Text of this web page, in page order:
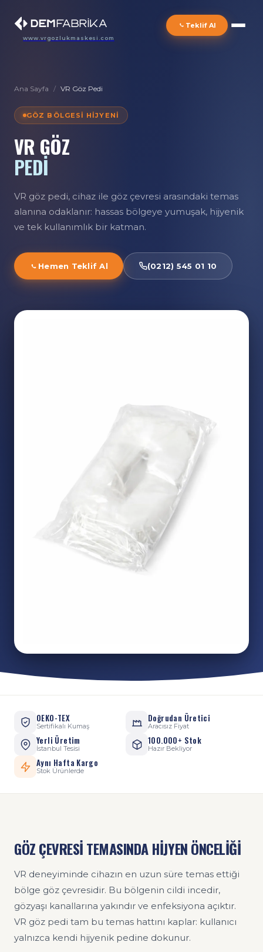
www.vrgozlukmaskesi.com
Teklif Al
Ana Sayfa / VR Göz Pedi
GÖZ BÖLGESI HIJYENI
VR GÖZ
PEDİ
VR göz pedi, cihaz ile göz çevresi arasındaki temas
alanına odaklanır: hassas bölgeye yumuşak, hijyenik
ve tek kullanımlık bir katman.
Hemen Teklif Al (0212) 545 01 10
OEKO-TEX
Sertifikalı Kumaş
Doğrudan Üretici
Aracısız Fiyat
Yerli Üretim
İstanbul Tesisi
100.000+ Stok
Hazır Bekliyor
Aynı Hafta Kargo
Stok Ürünlerde
GÖZ ÇEVRESİ TEMASINDA HİJYEN ÖNCELİĞİ
VR deneyiminde cihazın en uzun süre temas ettiği
bölge göz çevresidir. Bu bölgenin cildi incedir,
gözyaşı kanallarına yakındır ve enfeksiyona açıktır.
VR göz pedi tam bu temas hattını kaplar: kullanıcı
yalnızca kendi hijyenik pedine dokunur.